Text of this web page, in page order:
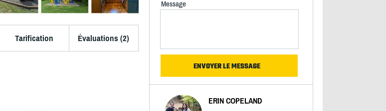
Tarification Évaluations (2)
Message
ERIN COPELAND